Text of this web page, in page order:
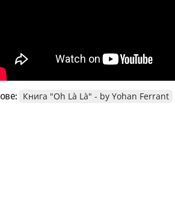
Книга "Oh Là Là" - by Yohan Ferrant